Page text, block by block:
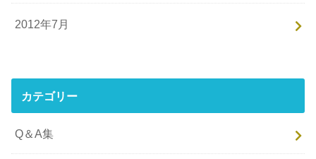
2012年7月
カテゴリー
Q＆A集